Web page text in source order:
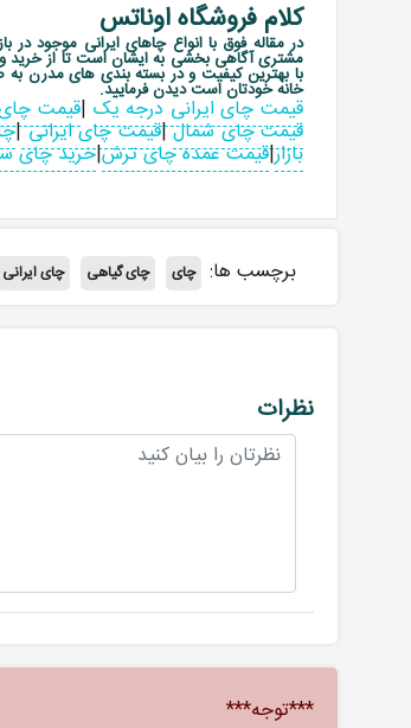
کلام فروشگاه اوناتس
در مقاله فوق با انواع چاهای ایرانی موجود
مشتری آگاهی بخشی به ایشان است تا از خرید و
با بهترین کیفیت و در بسته بندی های مدرن به
خانه خودتان است دیدن فرمایید.
قیمت چای ایرانی درجه یک |قیمت چای
قیمت چای شمال|قیمت چای ایرانی|
بازار|قیمت عمده چای ترش|خرید چای
برچسب ها: چای چای گیاهی چای ایرانی
نظرات
***توجه***